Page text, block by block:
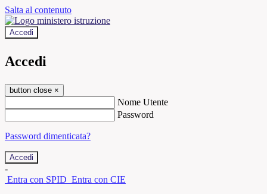
Salta al contenuto
Accedi
Accedi
button close ×
Nome Utente
Password
Password dimenticata?
-
Entra con SPID Entra con CIE